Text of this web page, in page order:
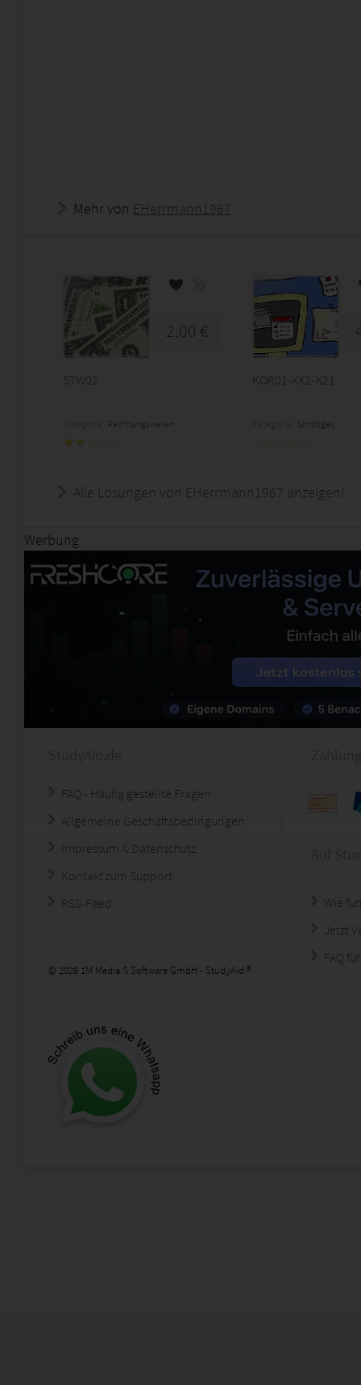
Mehr von EHerrmann1967
2,00 €
STW02
Rechnungswesen
KOR01-XX2-K21
Sonstiges
Alle Lösungen von EHerrmann1967 anzeigen!
Werbung
FAQ - Häufig gestellte Fragen
Allgemeine Geschäftsbedingungen
Impressum & Datenschutz
Kontakt zum Support
RSS-Feed
© 2026 1M Media & Software GmbH - StudyAid ®
Wie
Jetzt
FAQ